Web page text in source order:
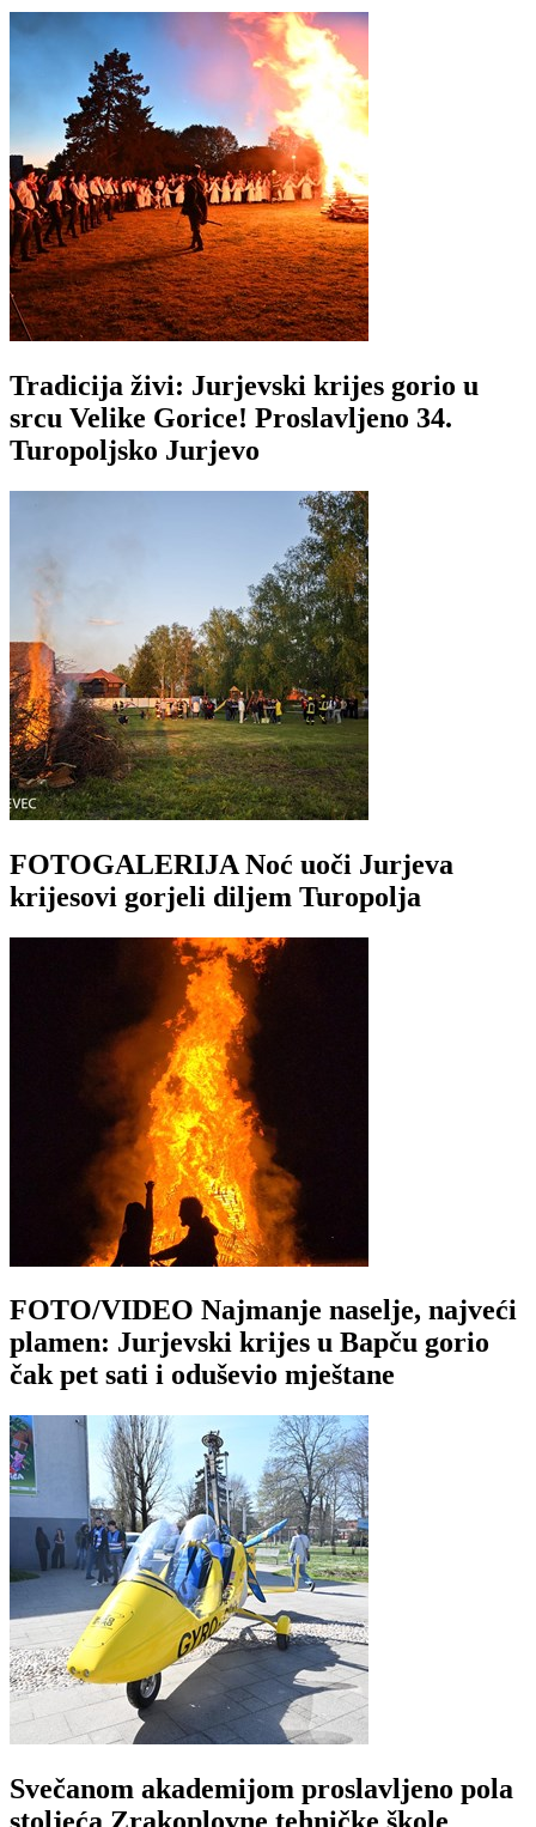
Tradicija živi: Jurjevski krijes gorio u
srcu Velike Gorice! Proslavljeno 34.
Turopoljsko Jurjevo
FOTOGALERIJA Noć uoči Jurjeva
krijesovi gorjeli diljem Turopolja
FOTO/VIDEO Najmanje naselje, najveći
plamen: Jurjevski krijes u Bapču gorio
čak pet sati i oduševio mještane
Svečanom akademijom proslavljeno pola